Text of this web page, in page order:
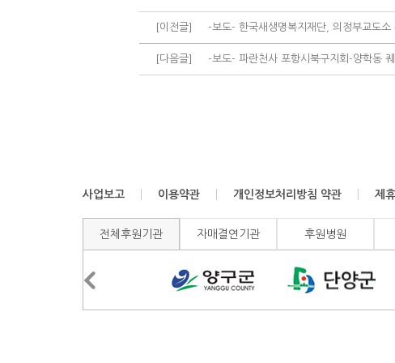
[이전글] -보도- 한국새생명복지재단, 의정부교도
[다음글] -보도- 파란천사 포항시북구지회-양학동
사업보고 이용약관 개인정보처리방침 약관 제
전체후원기관 자매결연기관 후원병원